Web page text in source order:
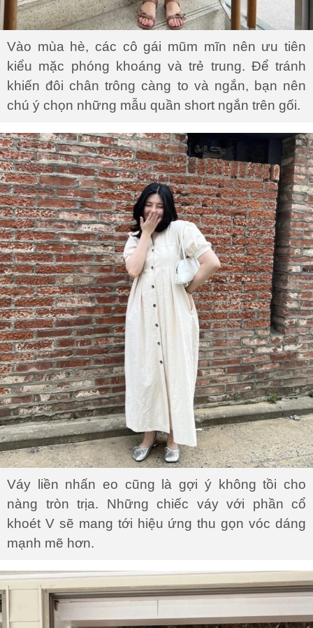
Vào mùa hè, các cô gái mũm mĩn nên ưu tiên
kiểu mặc phóng khoáng và trẻ trung. Để tránh
khiến đôi chân trông càng to và ngắn, bạn nên
chú ý chọn những mẫu quần short ngắn trên gối.
Váy liền nhấn eo cũng là gợi ý không tồi cho
nàng tròn trịa. Những chiếc váy với phần cổ
khoét V sẽ mang tới hiệu ứng thu gọn vóc dáng
mạnh mẽ hơn.